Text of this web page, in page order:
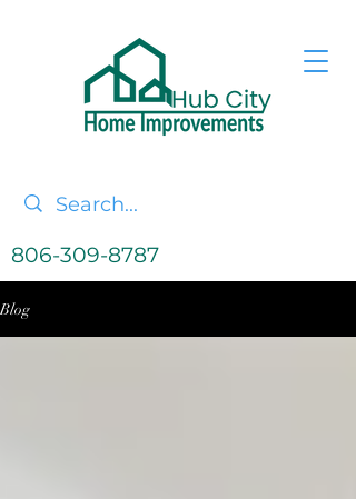
806-309-8787
Blog